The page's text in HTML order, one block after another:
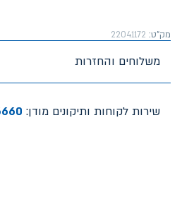
מק"ט: 22041172
משלוחים והחזרות
שירות לקוחות ותיקונים מודן: